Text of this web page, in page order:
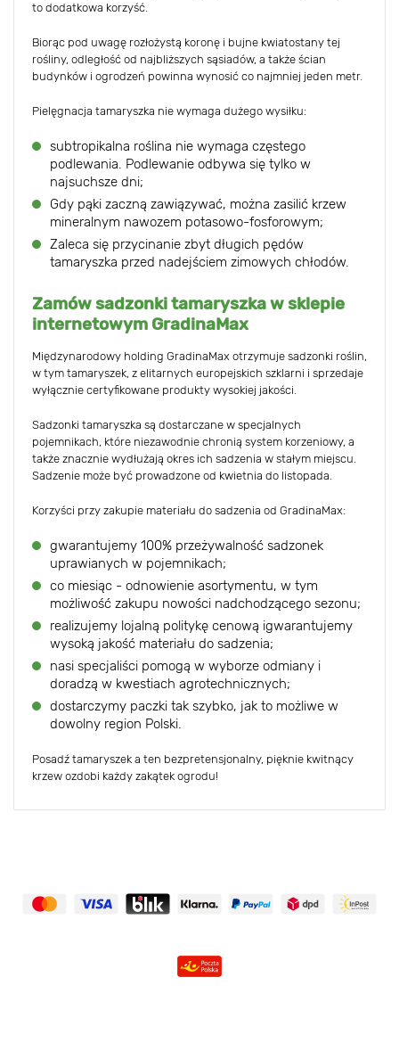
to dodatkowa korzyść.
Biorąc pod uwagę rozłożystą koronę i bujne kwiatostany tej
rośliny, odległość od najbliższych sąsiadów, a także ścian
budynków i ogrodzeń powinna wynosić co najmniej jeden metr.
Pielęgnacja tamaryszka nie wymaga dużego wysiłku:
subtropikalna roślina nie wymaga częstego
podlewania. Podlewanie odbywa się tylko w
najsuchsze dni;
Gdy pąki zaczną zawiązywać, można zasilić krzew
mineralnym nawozem potasowo-fosforowym;
Zaleca się przycinanie zbyt długich pędów
tamaryszka przed nadejściem zimowych chłodów.
Zamów sadzonki tamaryszka w sklepie
internetowym GradinaMax
Międzynarodowy holding GradinaMax otrzymuje sadzonki roślin,
w tym tamaryszek, z elitarnych europejskich szklarni i sprzedaje
wyłącznie certyfikowane produkty wysokiej jakości.
Sadzonki tamaryszka są dostarczane w specjalnych
pojemnikach, które niezawodnie chronią system korzeniowy, a
także znacznie wydłużają okres ich sadzenia w stałym miejscu.
Sadzenie może być prowadzone od kwietnia do listopada.
Korzyści przy zakupie materiału do sadzenia od GradinaMax:
gwarantujemy 100% przeżywalność sadzonek
uprawianych w pojemnikach;
co miesiąc - odnowienie asortymentu, w tym
możliwość zakupu nowości nadchodzącego sezonu;
realizujemy lojalną politykę cenową igwarantujemy
wysoką jakość materiału do sadzenia;
nasi specjaliści pomogą w wyborze odmiany i
doradzą w kwestiach agrotechnicznych;
dostarczymy paczki tak szybko, jak to możliwe w
dowolny region Polski.
Posadź tamaryszek a ten bezpretensjonalny, pięknie kwitnący
krzew ozdobi każdy zakątek ogrodu!